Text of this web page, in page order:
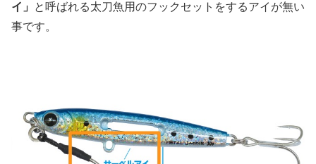
イ」
と呼ばれる太刀魚用のフックセットをするアイが無い
事です。